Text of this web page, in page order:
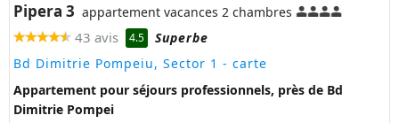
Pipera 3 appartement vacances 2 chambres
43 avis 4.5
Superbe
Bd Dimitrie Pompeiu, Sector 1 - carte
Appartement pour séjours professionnels, près de Bd
Dimitrie Pompei